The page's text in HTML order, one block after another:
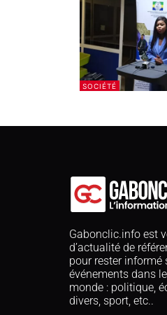
SOCIÉTÉ
Gabonclic.info est
d’actualité de
pour rester informé
événements dans
monde : politique,
divers, sport, etc..